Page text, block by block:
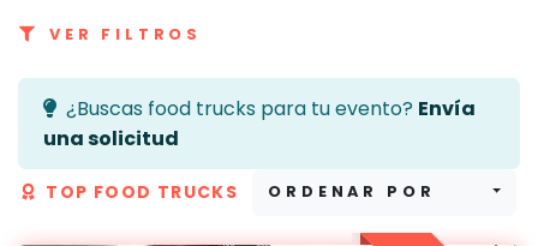
VER FILTROS
¿Buscas food trucks para tu evento? Envía
una solicitud
TOP FOOD TRUCKS ORDENAR POR